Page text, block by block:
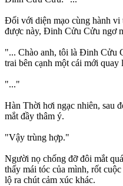
Đối với diện mạo cùng hành
được này, Đinh Cửu Cửu ngơ
"... Chào anh, tôi là Đinh Cửu
trai bên cạnh một cái mới
"..."
Hàn Thời hơi ngạc nhiên, sau
mắt đầy thâm ý.
"Vậy trùng hợp."
Người nọ chống đỡ đôi mắt
thấy mái tóc của mình, rốt
lộ ra chút cảm xúc khác.